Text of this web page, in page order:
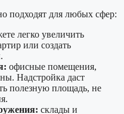
подходят для любых сфер:
легко увеличить
или создать
офисные помещения,
Надстройка даст
полезную площадь, не
склады и